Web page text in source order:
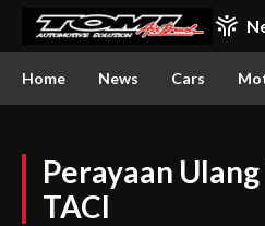
Home News Cars
Perayaan
TACI